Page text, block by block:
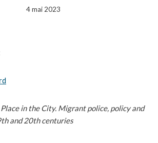
4 mai 2023
in the City. Migrant police, policy and
and 20th centuries